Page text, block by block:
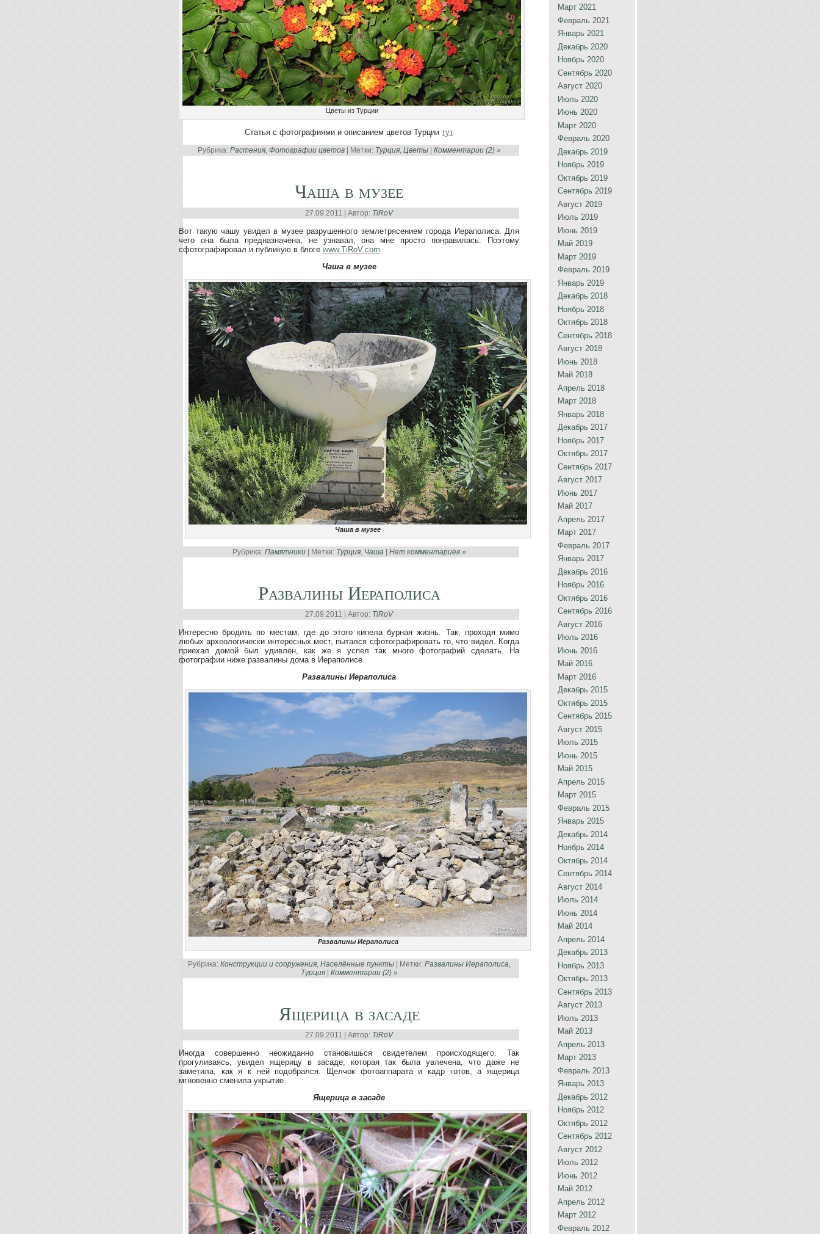
Цветы из Турции
Статья с фотографиями и описанием цветов Турции тут
Рубрика: Растения, Фотографии цветов| Метки: Турция, Цветы| Комментарии (2) »
Чаша в музее
27.09.2011 | Автор: TiRoV
Вот такую чашу увидел в музее разрушенного землетрясением города Иераполиса. Для
чего она была предназначена, не узнавал, она мне просто понравилась. Поэтому
сфотографировал и публикую в блоге www.TiRoV.com
Чаша в музее
Чаша в музее
Рубрика: Памятники| Метки: Турция, Чаша | Нет комментариев »
Развалины Иераполиса
27.09.2011 | Автор: TiRoV
Интересно бродить по местам, где до этого кипела бурная жизнь. Так, проходя мимо
любых археологически интересных мест, пытался сфотографировать то, что видел. Когда
приехал домой был удивлён, как же я успел так много фотографий сделать. На
фотографии ниже развалины дома в Иераполисе.
Развалины Иераполиса
Развалины Иераполиса
Рубрика: Конструкции и сооружения, Населённые пункты| Метки: Развалины Иераполиса,
Турция| Комментарии (2) »
Ящерица в засаде
27.09.2011 | Автор: TiRoV
Иногда совершенно неожиданно становишься свидетелем происходящего. Так
прогуливаясь, увидел ящерицу в засаде, которая так была увлечена, что даже не
заметила, как я к ней подобрался. Щелчок фотоаппарата и кадр готов, а ящерица
мгновенно сменила укрытие.
Ящерица в засаде
Март 2021
Февраль 2021
Январь 2021
Декабрь 2020
Ноябрь 2020
Сентябрь 2020
Август 2020
Июль 2020
Июнь 2020
Март 2020
Февраль 2020
Декабрь 2019
Ноябрь 2019
Октябрь 2019
Сентябрь 2019
Август 2019
Июль 2019
Июнь 2019
Май 2019
Март 2019
Февраль 2019
Январь 2019
Декабрь 2018
Ноябрь 2018
Октябрь 2018
Сентябрь 2018
Август 2018
Июнь 2018
Май 2018
Апрель 2018
Март 2018
Январь 2018
Декабрь 2017
Ноябрь 2017
Октябрь 2017
Сентябрь 2017
Август 2017
Июнь 2017
Май 2017
Апрель 2017
Март 2017
Февраль 2017
Январь 2017
Декабрь 2016
Ноябрь 2016
Октябрь 2016
Сентябрь 2016
Август 2016
Июль 2016
Июнь 2016
Май 2016
Март 2016
Декабрь 2015
Октябрь 2015
Сентябрь 2015
Август 2015
Июль 2015
Июнь 2015
Май 2015
Апрель 2015
Март 2015
Февраль 2015
Январь 2015
Декабрь 2014
Ноябрь 2014
Октябрь 2014
Сентябрь 2014
Август 2014
Июль 2014
Июнь 2014
Май 2014
Апрель 2014
Декабрь 2013
Ноябрь 2013
Октябрь 2013
Сентябрь 2013
Август 2013
Июль 2013
Май 2013
Апрель 2013
Март 2013
Февраль 2013
Январь 2013
Декабрь 2012
Ноябрь 2012
Октябрь 2012
Сентябрь 2012
Август 2012
Июль 2012
Июнь 2012
Май 2012
Апрель 2012
Март 2012
Февраль 2012